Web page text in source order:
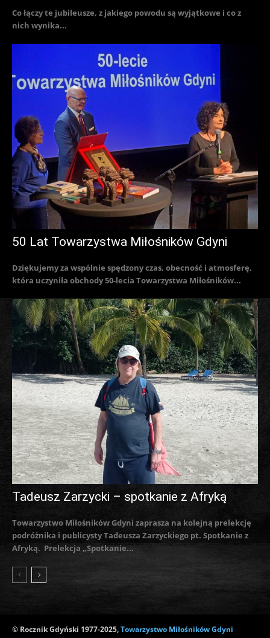
Co łączy te jubileusze, z jakiego powodu są wyjątkowe i co z
nich wynika...
50 Lat Towarzystwa Miłośników Gdyni
Dziękujemy za wspólnie spędzony czas, obecność i atmosferę,
która uczyniła obchody 50-lecia Towarzystwa Miłośników...
Tadeusz Zarzycki – spotkanie z Afryką
Towarzystwo Miłośników Gdyni zaprasza na kolejną prelekcję
podróżnika i publicysty Tadeusza Zarzyckiego pt. Spotkanie z
Afryką. Prelekcja „Spotkanie...
© Rocznik Gdyński 1977-2025,Towarzystwo Miłośników Gdyni